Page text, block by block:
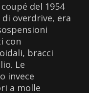
del 1954
overdrive, era
con
bracci
Le
invece
a molle